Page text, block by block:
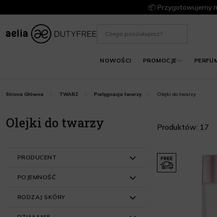
📦 Przygotowujemy
NOWOŚCI PROMOCJE
Strona Główna TWARZ Pielęgnacja twarzy Olejki do twarzy
Olejki do twarzy
PRODUCENT
Alkmie (1)
Bogdao (1)
POJEMNOŚĆ
do 50 ml (12)
RODZAJ SKÓRY
Produktów: 17